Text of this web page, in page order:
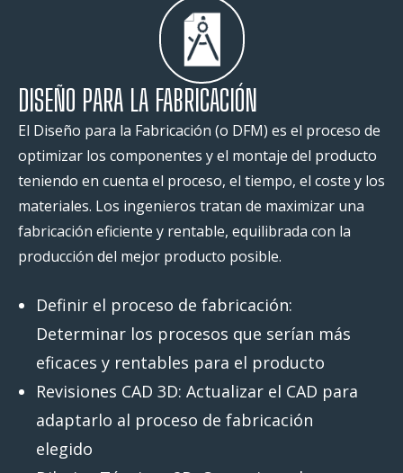
DISEÑO PARA LA FABRICACIÓN
El Diseño para la Fabricación (o DFM) es el proceso de
optimizar los componentes y el montaje del producto
teniendo en cuenta el proceso, el tiempo, el coste y los
materiales. Los ingenieros tratan de maximizar una
fabricación eficiente y rentable, equilibrada con la
producción del mejor producto posible.
Definir el proceso de fabricación:
Determinar los procesos que serían más
eficaces y rentables para el producto
Revisiones CAD 3D: Actualizar el CAD para
adaptarlo al proceso de fabricación
elegido